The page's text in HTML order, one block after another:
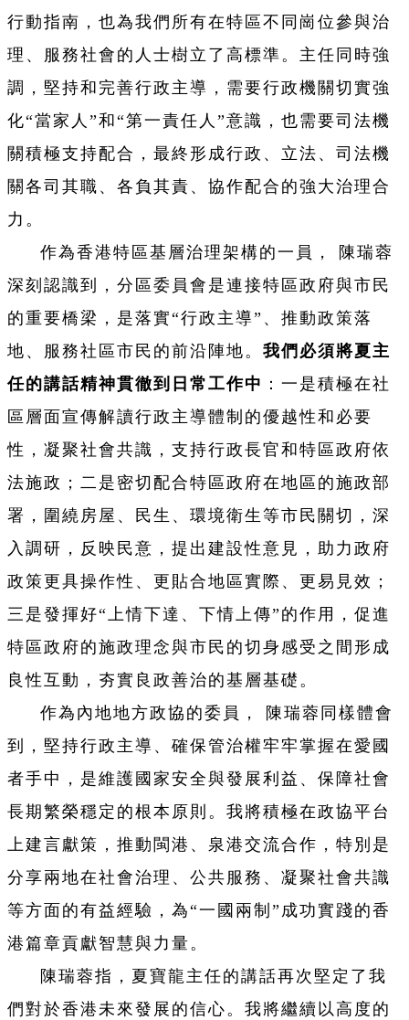
行動指南，也為我們所有在特區不同崗位參與治
理、服務社會的人士樹立了高標準。主任同時強
調，堅持和完善行政主導，需要行政機關切實強
化“當家人”和“第一責任人”意識，也需要司法機
關積極支持配合，最終形成行政、立法、司法機
關各司其職、各負其責、協作配合的強大治理合
力。
作為香港特區基層治理架構的一員， 陳瑞蓉
深刻認識到，分區委員會是連接特區政府與市民
的重要橋梁，是落實“行政主導”、推動政策落
地、服務社區市民的前沿陣地。 我們必須將夏主
任的講話精神貫徹到日常工作中 ：一是積極在社
區層面宣傳解讀行政主導體制的優越性和必要
性，凝聚社會共識，支持行政長官和特區政府依
法施政；二是密切配合特區政府在地區的施政部
署，圍繞房屋、民生、環境衛生等市民關切，深
入調研，反映民意，提出建設性意見，助力政府
政策更具操作性、更貼合地區實際、更易見效；
三是發揮好“上情下達、下情上傳”的作用，促進
特區政府的施政理念與市民的切身感受之間形成
良性互動，夯實良政善治的基層基礎。
作為內地地方政協的委員， 陳瑞蓉同樣體會
到，堅持行政主導、確保管治權牢牢掌握在愛國
者手中，是維護國家安全與發展利益、保障社會
長期繁榮穩定的根本原則。我將積極在政協平台
上建言獻策，推動閩港、泉港交流合作，特別是
分享兩地在社會治理、公共服務、凝聚社會共識
等方面的有益經驗，為“一國兩制”成功實踐的香
港篇章貢獻智慧與力量。
陳瑞蓉指，夏寶龍主任的講話再次堅定了我
們對於香港未來發展的信心。我將繼續以高度的